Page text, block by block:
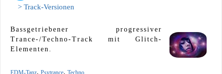
> Track-Versionen
Bassgetriebener progressiver
Trance-/Techno-Track mit Glitch-
Elementen.
EDM-Tanz, Psytrance, Techno